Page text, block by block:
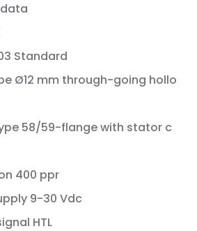
Standard
Ø12 mm through-going hollo
58/59-flange with stator c
400 ppr
9-30 Vdc
HTL